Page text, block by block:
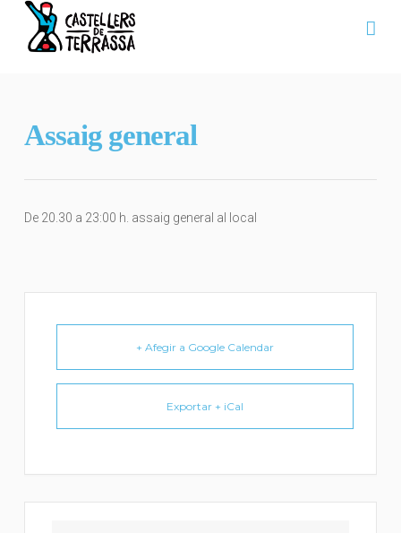
Assaig general
De 20.30 a 23:00 h. assaig general al local
+ Afegir a Google Calendar
Exportar + iCal